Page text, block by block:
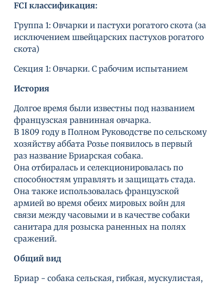
FCI классификация:
Группа 1: Овчарки и пастухи рогатого скота (за
исключением швейцарских пастухов рогатого
скота)
Секция 1: Овчарки. С рабочим испытанием
История
Долгое время были известны под названием
французская равнинная овчарка.
В 1809 году в Полном Руководстве по сельскому
хозяйству аббата Розье появилось в первый
раз название Бриарская собака.
Она отбиралась и селекционировалась по
способностям управлять и защищать стада.
Она также использовалась французской
армией во время обеих мировых войн для
связи между часовыми и в качестве собаки
санитара для розыска раненных на полях
сражений.
Общий вид
Бриар - собака сельская, гибкая, мускулистая,